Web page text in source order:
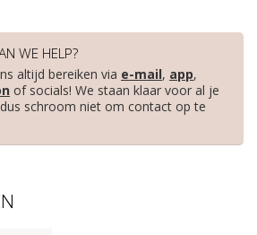
WE HELP?
altijd bereiken via e-mail, app,
of socials! We staan klaar voor al je
schroom niet om contact op te